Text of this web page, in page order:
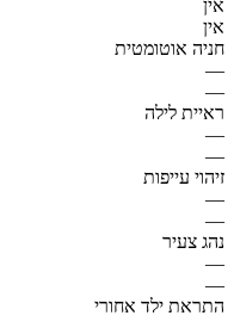
אין
אין
חניה אוטומטית
—
—
ראיית לילה
—
—
זיהוי עייפות
—
—
נהג צעיר
—
—
התראת ילד אחורי